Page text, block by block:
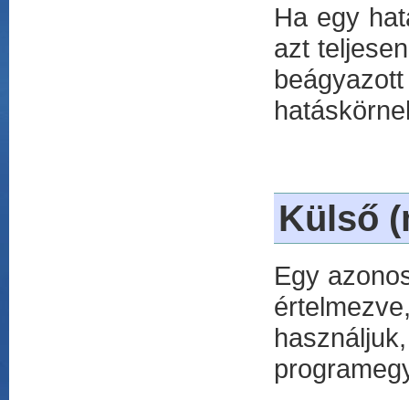
Ha egy
azt
Külső
Egy